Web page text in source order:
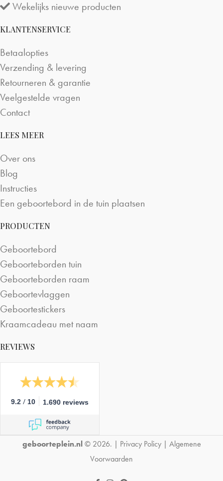
Wekelijks nieuwe producten
KLANTENSERVICE
Betaalopties
Verzending & levering
Retourneren & garantie
Veelgestelde vragen
Contact
LEES MEER
Over ons
Blog
Instructies
Een geboortebord in de tuin plaatsen
PRODUCTEN
Geboortebord
Geboorteborden tuin
Geboorteborden raam
Geboortevlaggen
Geboortestickers
Kraamcadeau met naam
REVIEWS
9.2 / 10 1.690 reviews
geboorteplein.nl © 2026. | Privacy Policy| Algemene
Voorwaarden